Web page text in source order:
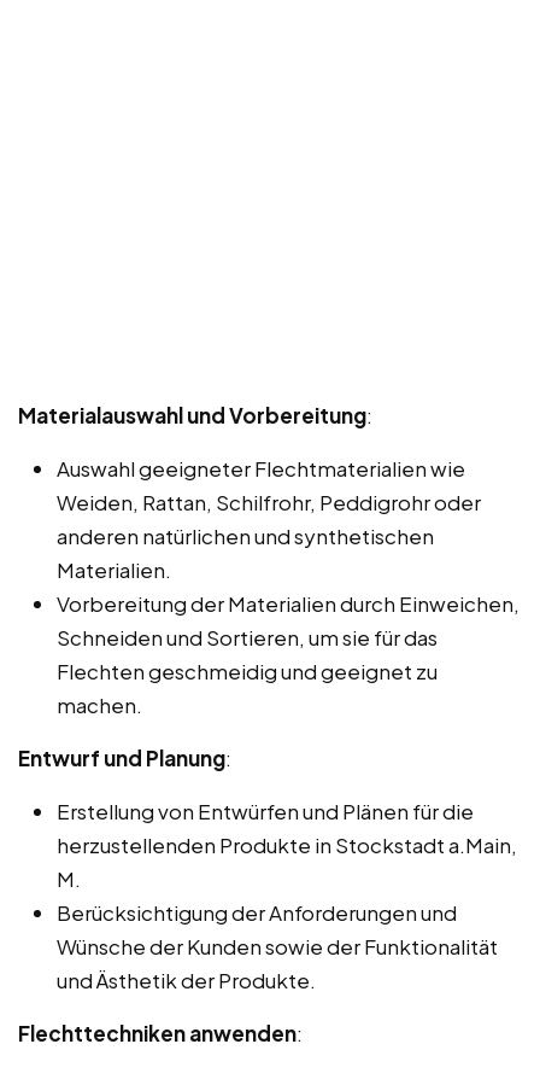
Materialauswahl und Vorbereitung:
Auswahl geeigneter Flechtmaterialien wie
Weiden, Rattan, Schilfrohr, Peddigrohr oder
anderen natürlichen und synthetischen
Materialien.
Vorbereitung der Materialien durch Einweichen,
Schneiden und Sortieren, um sie für das
Flechten geschmeidig und geeignet zu
machen.
Entwurf und Planung:
Erstellung von Entwürfen und Plänen für die
herzustellenden Produkte in Stockstadt a.Main,
M.
Berücksichtigung der Anforderungen und
Wünsche der Kunden sowie der Funktionalität
und Ästhetik der Produkte.
Flechttechniken anwenden: